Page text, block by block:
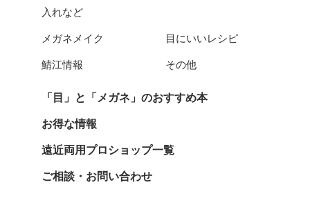
入れなど
メガネメイク 目にいいレシピ
鯖江情報 その他
「目」と「メガネ」のおすすめ本
お得な情報
遠近両用プロショップ一覧
ご相談・お問い合わせ